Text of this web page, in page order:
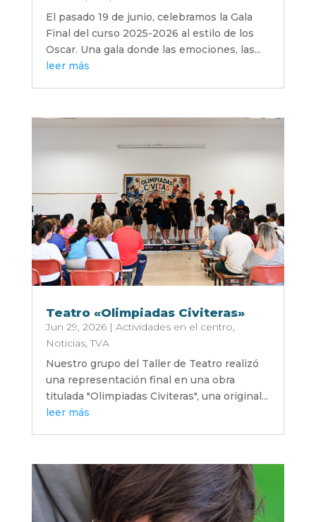
El pasado 19 de junio, celebramos la Gala
Final del curso 2025-2026 al estilo de los
Oscar. Una gala donde las emociones, las...
leer más
Teatro «Olimpiadas Civiteras»
Jun 29, 2026| Actividades en el centro,
Noticias,TVA
Nuestro grupo del Taller de Teatro realizó
una representación final en una obra
titulada "Olimpiadas Civiteras", una original...
leer más